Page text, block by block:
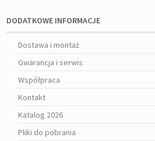
DODATKOWE INFORMACJE
Dostawa i montaż
Gwarancja i serwis
Współpraca
Kontakt
Katalog 2026
Pliki do pobrania